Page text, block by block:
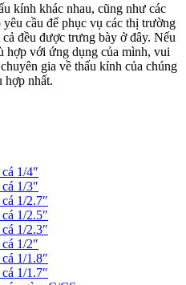
kính khác nhau, cũng như các
cầu để phục vụ các thị trường
đều được trưng bày ở đây. Nếu
hợp với ứng dụng của mình, vui
gia về thấu kính của chúng
hợp nhất.
1/4″
1/3″
1/2.7″
1/2.5″
1/2.3″
1/2″
1/1.8″
1/1.7″